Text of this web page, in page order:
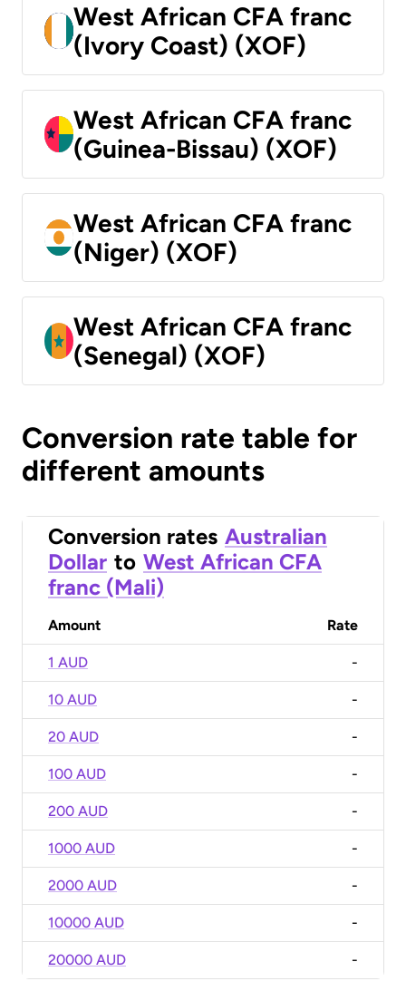
West African CFA franc
(Ivory Coast) (XOF)
West African CFA franc
(Guinea-Bissau) (XOF)
West African CFA franc
(Niger) (XOF)
West African CFA franc
(Senegal) (XOF)
Conversion rate table for
different amounts
Conversion rates Australian
Dollar to West African CFA
franc (Mali)
Amount Rate
1 AUD -
10 AUD -
20 AUD -
100 AUD -
200 AUD -
1000 AUD -
2000 AUD -
10000 AUD -
20000 AUD -